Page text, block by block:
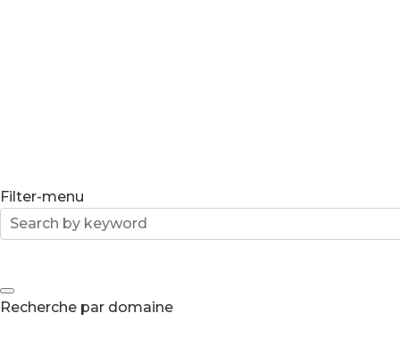
Filter-menu
Recherche par domaine